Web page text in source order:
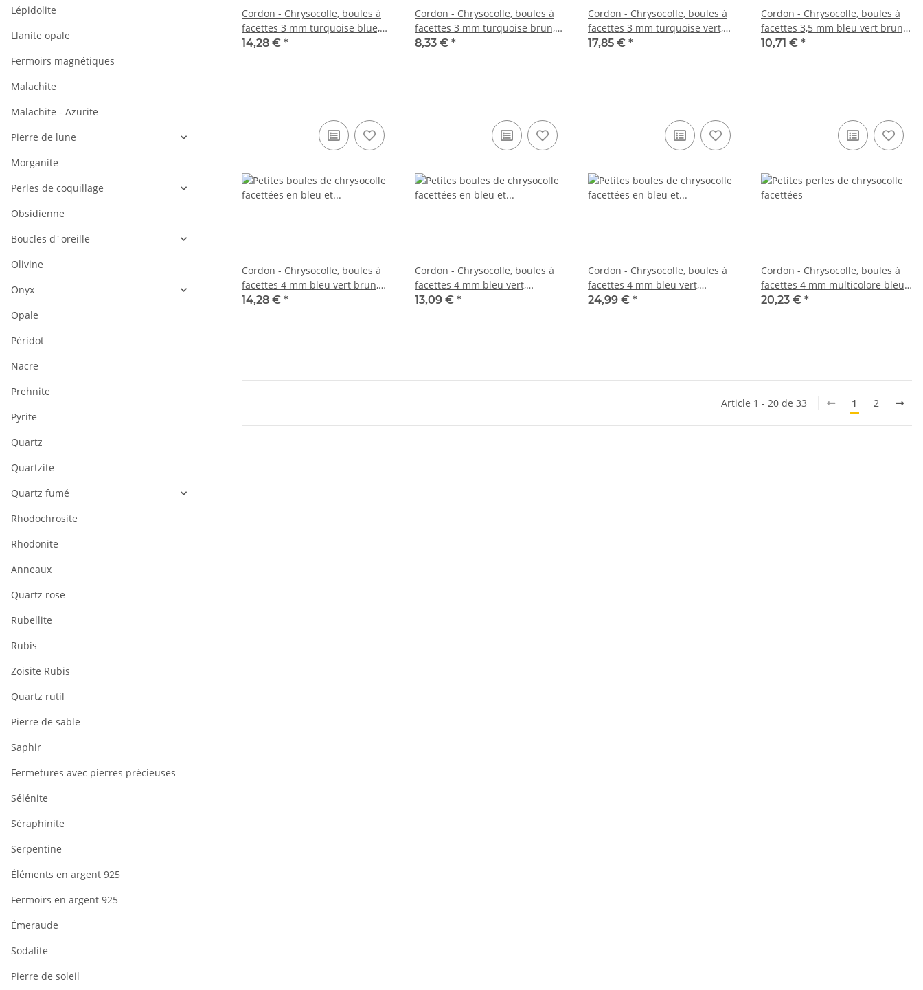
Cordon - Chrysocolle, boules à
facettes 3 mm turquoise blue,
longueur 38,5 cm /7655
14,28 € *
Cordon - Chrysocolle, boules à
facettes 3 mm turquoise brun,
longueur 39 cm /5646
8,33 € *
Cordon - Chrysocolle, boules à
facettes 3 mm turquoise vert,
longueur 38,5 cm /2235
17,85 € *
Cordon - Chrysocolle, boules à
facettes 3,5 mm bleu vert brun,
longueur 38,5 cm /6763
10,71 € *
Cordon - Chrysocolle, boules à
facettes 4 mm bleu vert brun,
longueur 38,5 cm /6764
14,28 € *
Cordon - Chrysocolle, boules à
facettes 4 mm bleu vert,
longueur 39 cm /6685
13,09 € *
Cordon - Chrysocolle, boules à
facettes 4 mm bleu vert,
longueur 39 cm /6767
24,99 € *
Cordon - Chrysocolle, boules à
facettes 4 mm multicolore bleu,
longueur 38,5 cm /5244
20,23 € *
Article 1 - 20 de 33 1 2
Lépidolite
Llanite opale
Fermoirs magnétiques
Malachite
Malachite - Azurite
Pierre de lune
Morganite
Perles de coquillage
Obsidienne
Boucles d´oreille
Olivine
Onyx
Opale
Péridot
Nacre
Prehnite
Pyrite
Quartz
Quartzite
Quartz fumé
Rhodochrosite
Rhodonite
Anneaux
Quartz rose
Rubellite
Rubis
Zoisite Rubis
Quartz rutil
Pierre de sable
Saphir
Fermetures avec pierres précieuses
Sélénite
Séraphinite
Serpentine
Éléments en argent 925
Fermoirs en argent 925
Émeraude
Sodalite
Pierre de soleil